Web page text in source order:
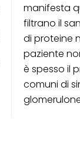
manifesta
filtrano il
di proteine
paziente
è spesso il
comuni di